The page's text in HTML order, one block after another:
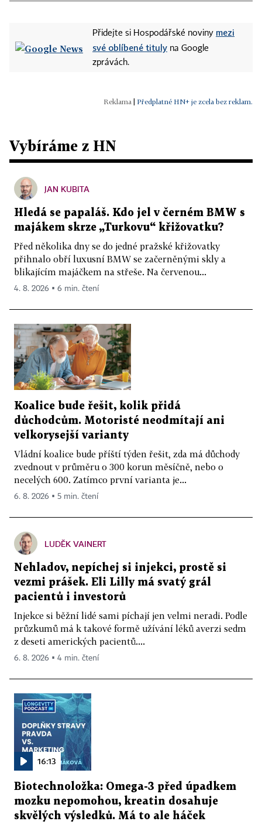
Přidejte si Hospodářské noviny mezi
své oblíbené tituly na Google
zprávách.
Předplatné HN+ je zcela bez reklam.
Vybíráme z HN
JAN KUBITA
Hledá se papaláš. Kdo jel v černém BMW s
majákem skrze „Turkovu“ křižovatku?
Před několika dny se do jedné pražské křižovatky
přihnalo obří luxusní BMW se začerněnými skly a
blikajícím majáčkem na střeše. Na červenou...
4. 8. 2026 ▪ 6 min. čtení
Koalice bude řešit, kolik přidá
důchodcům. Motoristé neodmítají ani
velkorysejší varianty
Vládní koalice bude příští týden řešit, zda má důchody
zvednout v průměru o 300 korun měsíčně, nebo o
necelých 600. Zatímco první varianta je...
6. 8. 2026 ▪ 5 min. čtení
LUDĚK VAINERT
Nehladov, nepíchej si injekci, prostě si
vezmi prášek. Eli Lilly má svatý grál
pacientů i investorů
Injekce si běžní lidé sami píchají jen velmi neradi. Podle
průzkumů má k takové formě užívání léků averzi sedm
z deseti amerických pacientů....
6. 8. 2026 ▪ 4 min. čtení
16:13
Biotechnoložka: Omega-3 před úpadkem
mozku nepomohou, kreatin dosahuje
skvělých výsledků. Má to ale háček